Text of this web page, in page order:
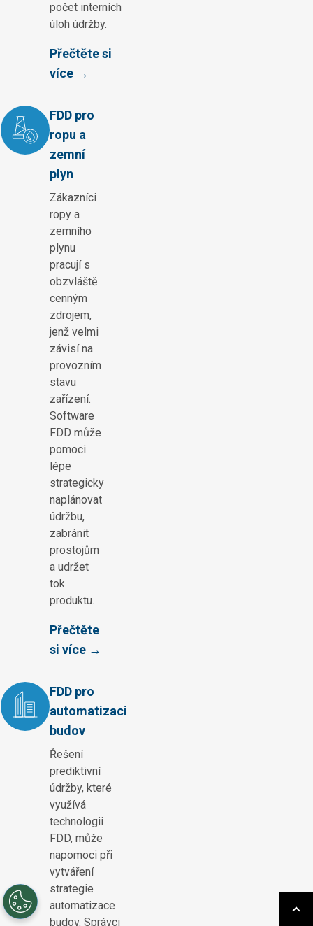
počet interních
úloh údržby.
Přečtěte si
více →
FDD pro
ropu a
zemní
plyn
Zákazníci
ropy a
zemního
plynu
pracují s
obzvláště
cenným
zdrojem,
jenž velmi
závisí na
provozním
stavu
zařízení.
Software
FDD může
pomoci
lépe
strategicky
naplánovat
údržbu,
zabránit
prostojům
a udržet
tok
produktu.
Přečtěte
si více →
FDD pro
automatizaci
budov
Řešení
prediktivní
údržby, které
využívá
technologii
FDD, může
napomoci při
vytváření
strategie
automatizace
budov. Správci